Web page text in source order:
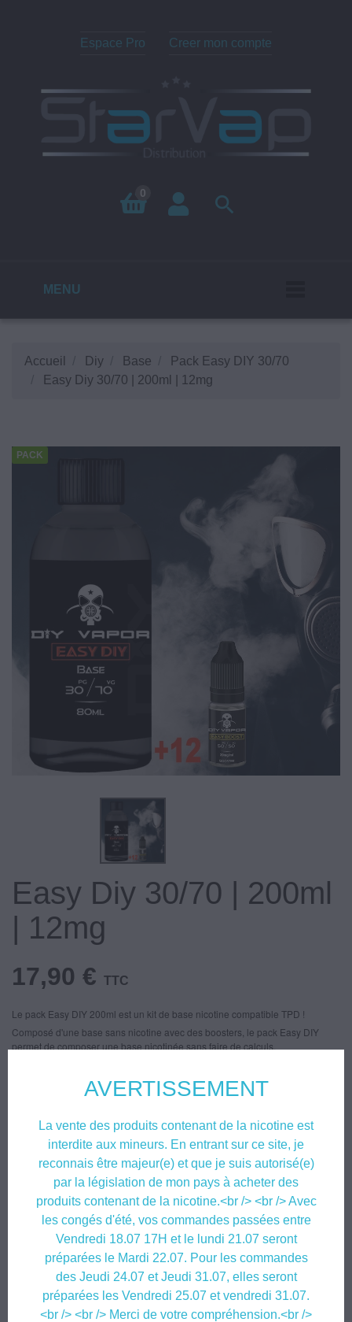
Espace Pro Creer mon compte
0 
MENU
Accueil Diy Base
Pack Easy DIY 30/70
Easy Diy 30/70 | 200ml | 12mg
PACK
Easy Diy 30/70 | 200ml
| 12mg
17,90 € TTC
Le pack Easy DIY 200ml est un kit de base nicotine compatible TPD !
Composé d'une base sans nicotine avec des boosters, le pack Easy DIY
permet de composer une base nicotinée sans faire de calculs.
base nicotinée. Une fois mélangé, il reste de la place libre pour ajouter
Quatre taux disponibles
La composition du pack change en fonction du taux de nicotine choisi :
- Pack 3mg : 1 flacon de base 30/70 170ml avec 3 flacons 10ml
EasyBoost 20mg 50/50
- Pack 6mg : 1 flacon de base 30/70 140ml avec 6 flacons 10ml
EasyBoost 20mg 50/50
- Pack 9mg : 1 flacon de base 30/70 110ml avec 9 flacons 10ml
EasyBoost 20mg 50/50
- Pack 12mg : 1 flacon de base 30/70 80ml avec 12 flacons 10ml
AVERTISSEMENT
La vente des produits contenant de la nicotine est
interdite aux mineurs. En entrant sur ce site, je
reconnais être majeur(e) et que je suis autorisé(e)
par la législation de mon pays à acheter des
produits contenant de la nicotine.<br /> <br /> Avec
les congés d'été, vos commandes passées entre
Vendredi 18.07 17H et le lundi 21.07 seront
préparées le Mardi 22.07. Pour les commandes
des Jeudi 24.07 et Jeudi 31.07, elles seront
préparées les Vendredi 25.07 et vendredi 31.07.
<br /> <br /> Merci de votre compréhension.<br />